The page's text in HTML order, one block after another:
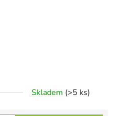
Skladem (>5 ks)